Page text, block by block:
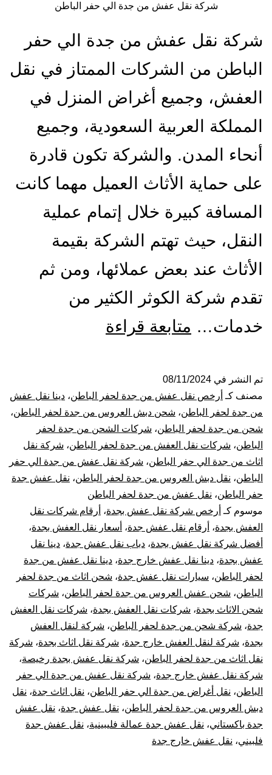
شركة نقل عفش من جدة الي حفر الباطن
شركة نقل عفش من جدة الي حفر
الباطن من الشركات الممتاز في نقل
العفش، وجميع أغراض المنزل في
المملكة العربية السعودية، وجميع
أنحاء المدن. والشركة تكون قادرة
على حماية الأثاث العميل مهما كانت
المسافة كبيرة خلال إتمام عملية
النقل، حيث تهتم الشركة بقيمة
الأثاث عند بعض عملائها، ومن ثم
تقدم شركة الكوثر الكثير من
خدمات… متابعة قراءة
من
جدة
الي
حفر
الباطن
تم النشر في 08/11/2024
مصنف كـ أرخص نقل عفش من جدة لحفر الباطن، دينا نقل عفش
من جدة لحفر الباطن، شحن دبش العروس من جدة لحفر الباطن،
شحن من جدة لحفر الباطن، شركات الشحن من جدة لحفر
الباطن، شركات نقل العفش من جدة لحفر الباطن، شركة نقل
اثاث من جدة الي حفر الباطن، شركة نقل عفش من جدة الي حفر
الباطن، نقل دبش العروس من جدة لحفر الباطن، نقل عفش جدة
حفر الباطن، نقل عفش من جدة لحفر الباطن
موسوم كـ أرخص شركة نقل عفش بجدة، أرقام شركات نقل
العفش بجدة، أرقام نقل عفش جدة، أسعار نقل العفش بجدة،
أفضل شركة نقل عفش بجدة، دباب نقل عفش جدة، دينا نقل
عفش بجدة، دينا نقل عفش خارج جدة، دينا نقل عفش من جدة
لحفر الباطن، سيارات نقل عفش جدة، شحن اثاث من جدة لحفر
الباطن، شحن عفش العروس من جدة لحفر الباطن، شركات
شحن الاثاث بجدة، شركات نقل العفش بجدة، شركات نقل العفش
جدة، شركة شحن من جدة لحفر الباطن، شركة لنقل العفش
بجدة، شركة لنقل العفش خارج جدة، شركة نقل اثاث بجدة، شركة
نقل اثاث من جدة لحفر الباطن، شركة نقل عفش بجدة رخيصة،
شركة نقل عفش خارج جدة، شركة نقل عفش من جدة الي حفر
الباطن، نقل أغراض من جدة الي حفر الباطن، نقل اثاث جدة، نقل
دبش العروس من جدة لحفر الباطن، نقل عفش جدة، نقل عفش
جدة باكستاني، نقل عفش جدة عمالة فليبينية، نقل عفش جدة
فلبيني، نقل عفش خارج جدة